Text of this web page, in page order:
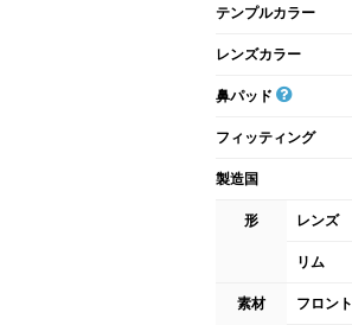
テンプルカラー
レンズカラー
鼻パッド
フィッティング
製造国
形 レンズ
リム
素材 フロント